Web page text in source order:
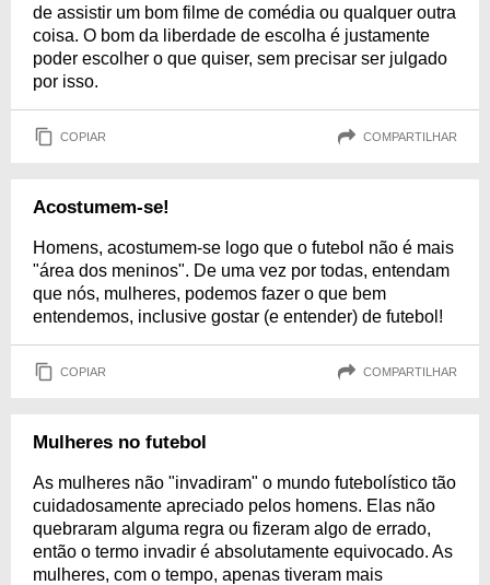
de assistir um bom filme de comédia ou qualquer outra
coisa. O bom da liberdade de escolha é justamente
poder escolher o que quiser, sem precisar ser julgado
por isso.
COPIAR COMPARTILHAR
Acostumem-se!
Homens, acostumem-se logo que o futebol não é mais
"área dos meninos". De uma vez por todas, entendam
que nós, mulheres, podemos fazer o que bem
entendemos, inclusive gostar (e entender) de futebol!
COPIAR COMPARTILHAR
Mulheres no futebol
As mulheres não "invadiram" o mundo futebolístico tão
cuidadosamente apreciado pelos homens. Elas não
quebraram alguma regra ou fizeram algo de errado,
então o termo invadir é absolutamente equivocado. As
mulheres, com o tempo, apenas tiveram mais